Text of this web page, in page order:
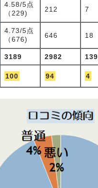
4.58/5点
（229)
212 7
4.73/5点
（676)
646 18
3189 2982 139
100 94 4